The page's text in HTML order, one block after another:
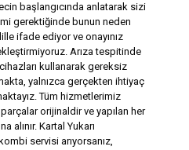
başlangıcında anlatarak sizi
gerektiğinde bunun neden
ifade ediyor ve onayınız
Arıza tespitinde
kullanarak gereksiz
yalnızca gerçekten ihtiyaç
Tüm hizmetlerimiz
orijinaldir ve yapılan her
alınır. Kartal Yukarı
servisi arıyorsanız,